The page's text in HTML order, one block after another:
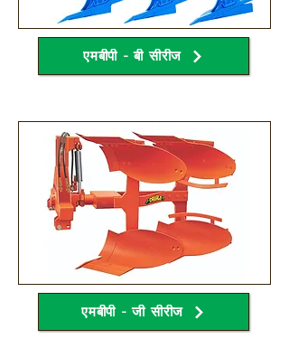
एमबीपी - बी सीरीज
एमबीपी - जी सीरीज